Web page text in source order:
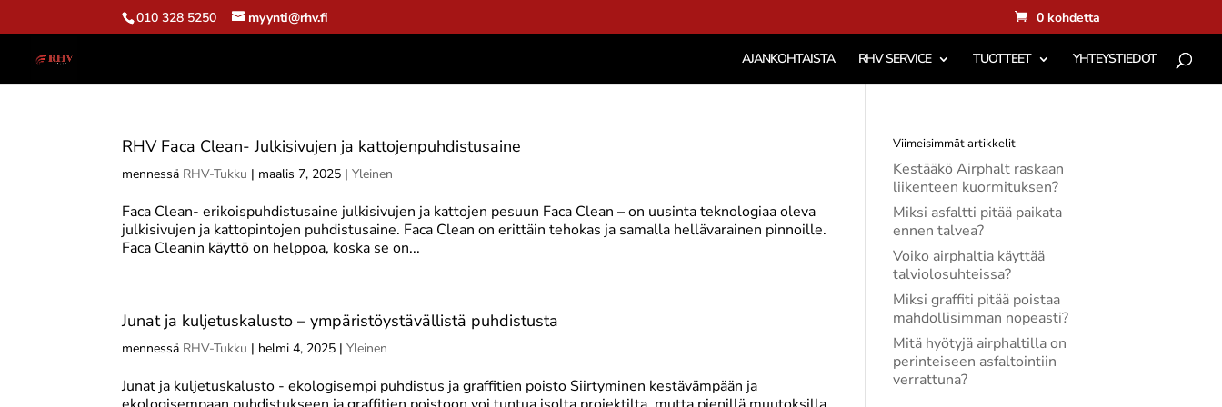
010 328 5250 myynti@rhv.fi 0 kohdetta
AJANKOHTAISTA RHV SERVICE TUOTTEET YHTEYSTIEDOT
RHV Faca Clean- Julkisivujen ja kattojenpuhdistusaine
mennessä RHV-Tukku | maalis 7, 2025 |Yleinen
Faca Clean- erikoispuhdistusaine julkisivujen ja kattojen pesuun Faca Clean – on uusinta teknologiaa oleva
julkisivujen ja kattopintojen puhdistusaine. Faca Clean on erittäin tehokas ja samalla hellävarainen pinnoille.
Faca Cleanin käyttö on helppoa, koska se on...
Junat ja kuljetuskalusto – ympäristöystävällistä puhdistusta
mennessä RHV-Tukku | helmi 4, 2025 |Yleinen
Junat ja kuljetuskalusto - ekologisempi puhdistus ja graffitien poisto Siirtyminen kestävämpään ja
Viimeisimmät artikkelit
Kestääkö Airphalt raskaan
liikenteen kuormituksen?
Miksi asfaltti pitää paikata
ennen talvea?
Voiko airphaltia käyttää
talviolosuhteissa?
Miksi graffiti pitää poistaa
mahdollisimman nopeasti?
Mitä hyötyjä airphaltilla on
perinteiseen asfaltointiin
verrattuna?